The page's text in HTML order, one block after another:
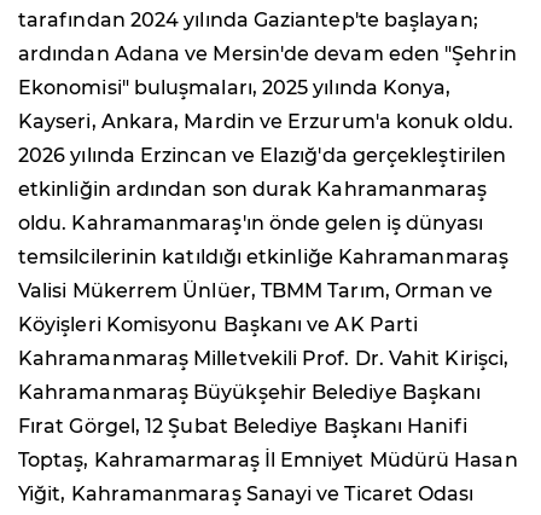
tarafından 2024 yılında Gaziantep'te başlayan;
ardından Adana ve Mersin'de devam eden "Şehrin
Ekonomisi" buluşmaları, 2025 yılında Konya,
Kayseri, Ankara, Mardin ve Erzurum'a konuk oldu.
2026 yılında Erzincan ve Elazığ'da gerçekleştirilen
etkinliğin ardından son durak Kahramanmaraş
oldu. Kahramanmaraş'ın önde gelen iş dünyası
temsilcilerinin katıldığı etkinliğe Kahramanmaraş
Valisi Mükerrem Ünlüer, TBMM Tarım, Orman ve
Köyişleri Komisyonu Başkanı ve AK Parti
Kahramanmaraş Milletvekili Prof. Dr. Vahit Kirişci,
Kahramanmaraş Büyükşehir Belediye Başkanı
Fırat Görgel, 12 Şubat Belediye Başkanı Hanifi
Toptaş, Kahramarmaraş İl Emniyet Müdürü Hasan
Yiğit, Kahramanmaraş Sanayi ve Ticaret Odası